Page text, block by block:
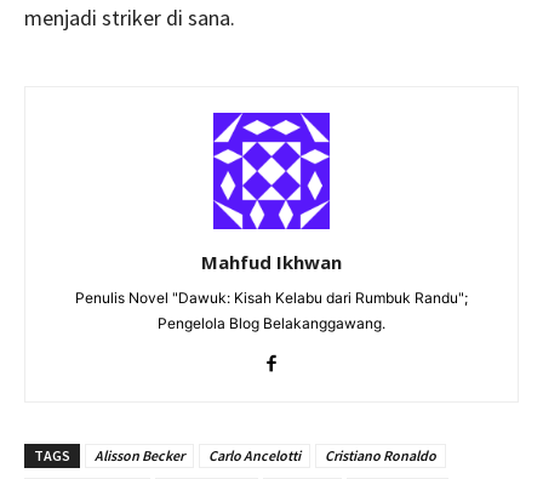
menjadi striker di sana.
Mahfud Ikhwan
Penulis Novel "Dawuk: Kisah Kelabu dari Rumbuk Randu";
Pengelola Blog Belakanggawang.
TAGS Alisson Becker Carlo Ancelotti
Cristiano Ronaldo